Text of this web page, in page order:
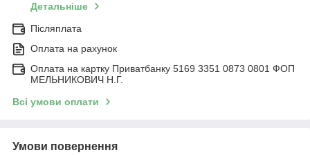
Детальніше
Післяплата
Оплата на рахунок
Оплата на картку Приватбанку 5169 3351 0873 0801 ФОП
МЕЛЬНИКОВИЧ Н.Г.
Всі умови оплати
Умови повернення